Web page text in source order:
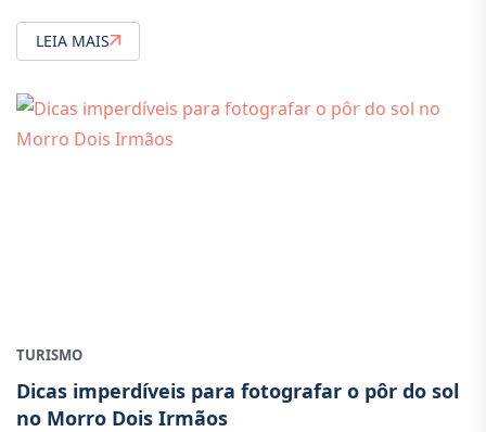
LEIA MAIS
TURISMO
Dicas imperdíveis para fotografar o pôr do sol
no Morro Dois Irmãos